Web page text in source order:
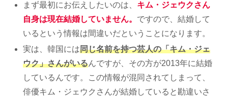
まず最初にお伝えしたいのは、 キム・ジェウクさん
自身は現在結婚していません。 ですので、結婚して
いるという情報は間違いだということになります。
実は、韓国には同じ名前を持つ芸人の「キム・ジェ
ウク」さんがいるんですが、その方が2013年に結婚
しているんです。この情報が混同されてしまって、
俳優キム・ジェウクさんが結婚していると勘違いさ